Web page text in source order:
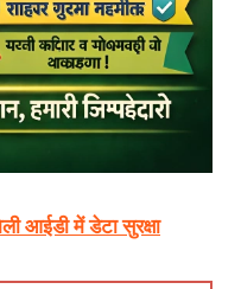
आईडी में डेटा सुरक्षा